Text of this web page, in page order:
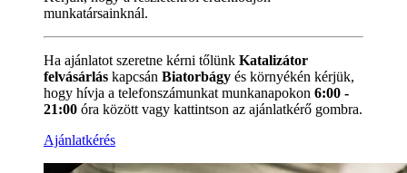
munkatársainknál.
Ha ajánlatot szeretne kérni tőlünk Katalizátor
felvásárlás kapcsán Biatorbágy és környékén kérjük,
hogy hívja a telefonszámunkat munkanapokon 6:00 -
21:00 óra között vagy kattintson az ajánlatkérő gombra.
Ajánlatkérés